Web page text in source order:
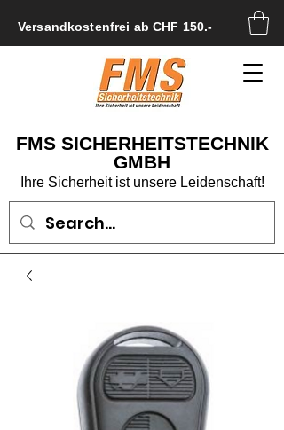
FMS SICHERHEITSTECHNIK
GMBH
Ihre Sicherheit ist unsere Leidenschaft!
Versandkostenfrei ab CHF 150.-